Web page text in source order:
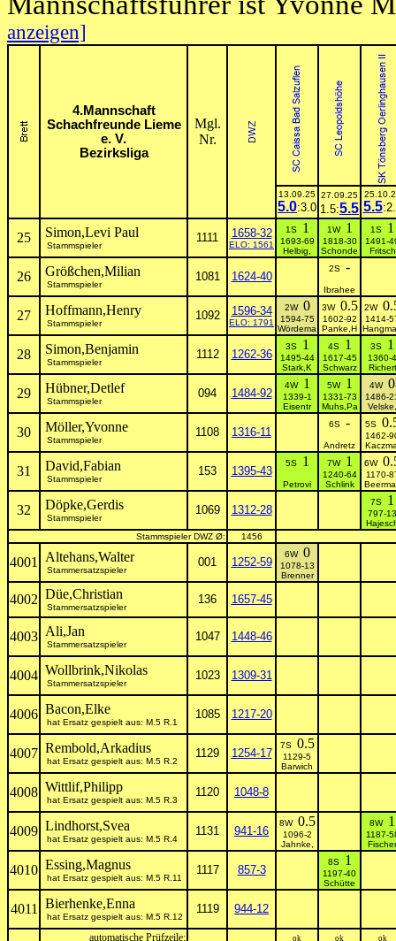
anzeigen]
4.Mannschaft
Schachfreunde Lieme
e. V.
Bezirksliga
Mgl.
Nr.
13.09.25
5.0:3.0
27.09.25
1.5:5.5 5.5
25 Simon,Levi Paul
Stammspieler
1111 1658-32
ELO: 1561
1S 1
1693-69
Helbig,
1W 1
1818-30
Schonde
1S 1
1491-
Fritsch
26 Größchen,Milian
Stammspieler
1081 1624-40
2S -
Ibrahee
27 Hoffmann,Henry
Stammspieler
1092 1596-34
ELO: 1791
2W 0
1594-75
Wördema
3W 0.5
1602-92
Panke,H
2W
1414-
28 Simon,Benjamin
Stammspieler
1112 1262-36
3S 1
1495-44
Stark,K
4S 1
1617-45
Schwarz
3S 1
1360-4
Richert
29 Hübner,Detlef
Stammspieler
094 1484-92
4W 1
1339-1
Eisentr
5W 1
1331-73
Muhs,Pa
4W 0
1486-
Velske,
30 Möller,Yvonne
Stammspieler
1108 1316-11
6S -
Andretz
5S
1462-
31 David,Fabian
Stammspieler
153 1395-43
5S 1
Petrovi
7W 1
1240-64
Schlink
6W
1170-
32 Döpke,Gerdis
Stammspieler
1069 1312-28
7S 1
797-13
Stammspieler DWZ Ø:
1456
4001 Altehans,Walter
Stammersatzspieler
001 1252-59
6W 0
1078-13
Brenner
4002 Düe,Christian
Stammersatzspieler
136 1657-45
4003 Ali,Jan
Stammersatzspieler
1047 1448-46
4004 Wollbrink,Nikolas
Stammersatzspieler
1023 1309-31
4006 Bacon,Elke
hat Ersatz gespielt aus: M.5 R.1
1085 1217-20
4007 Rembold,Arkadius
hat Ersatz gespielt aus: M.5 R.2
1129 1254-17
7S 0.5
1129-5
Barwich
4008 Wittlif,Philipp
hat Ersatz gespielt aus: M.5 R.3
1120 1048-8
4009 Lindhorst,Svea
hat Ersatz gespielt aus: M.5 R.4
1131 941-16
8W 0.5
1096-2
Jahnke,
8W 1
1187-
Fischer
4010 Essing,Magnus
hat Ersatz gespielt aus: M.5 R.11
1117 857-3
8S 1
1197-40
Schütte
4011 Bierhenke,Enna
hat Ersatz gespielt aus: M.5 R.12
1119 944-12
automatische Prüfzeile: ok ok ok